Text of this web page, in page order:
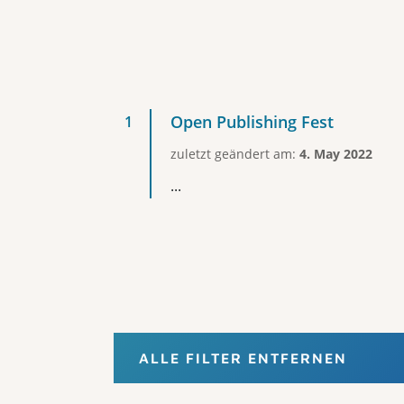
Open Publishing Fest
zuletzt geändert am: 4. May 2022
...
ALLE FILTER ENTFERNEN